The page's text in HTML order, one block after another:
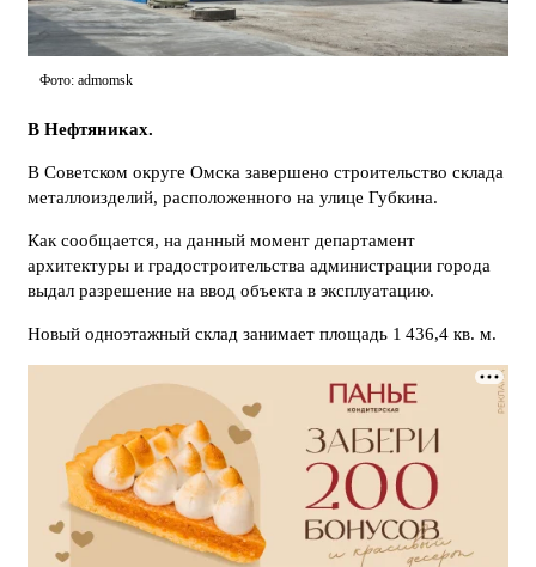
Фото: admomsk
В Нефтяниках.
В Советском округе Омска завершено строительство склада
металлоизделий, расположенного на улице Губкина.
Как сообщается, на данный момент департамент
архитектуры и градостроительства администрации города
выдал разрешение на ввод объекта в эксплуатацию.
Новый одноэтажный склад занимает площадь 1 436,4 кв. м.